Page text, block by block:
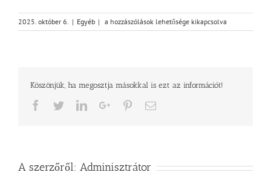
2025. október 6. | Egyéb | Vasárnapi
üzenet
a hozzászólások lehetősége kikapcsolva
Köszönjük, ha megosztja másokkal is ezt az információt!
Facebook
TwitterLinkedInGoogle+PinterestEmail
A szerzőről: Adminisztrátor